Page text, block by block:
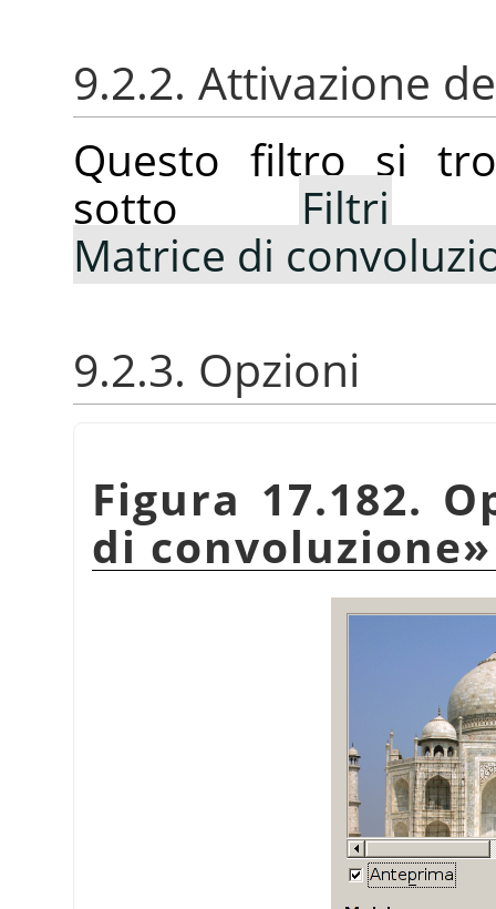
9.2.2. Attivazione
Questo filtro si
sotto Filtri
Matrice di
9.2.3. Opzioni
Figura 17.182.
di convoluzione»